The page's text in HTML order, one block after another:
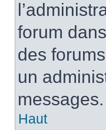
forum
des
un
messages.
Haut